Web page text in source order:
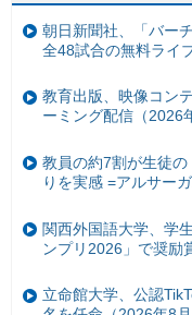
朝日新聞社、「バー
全48試合の無料ライ
教育出版、映像コン
ーミング配信（2026
教員の約7割が生徒
りを実感 =アルサー
関西外国語大学、学
ンプリ2026」で奨励
立命館大学、公認